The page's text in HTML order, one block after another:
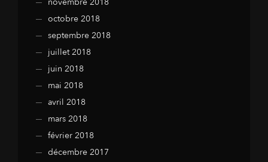
octobre 2018
septembre 2018
juillet 2018
juin 2018
mai 2018
avril 2018
mars 2018
février 2018
décembre 2017